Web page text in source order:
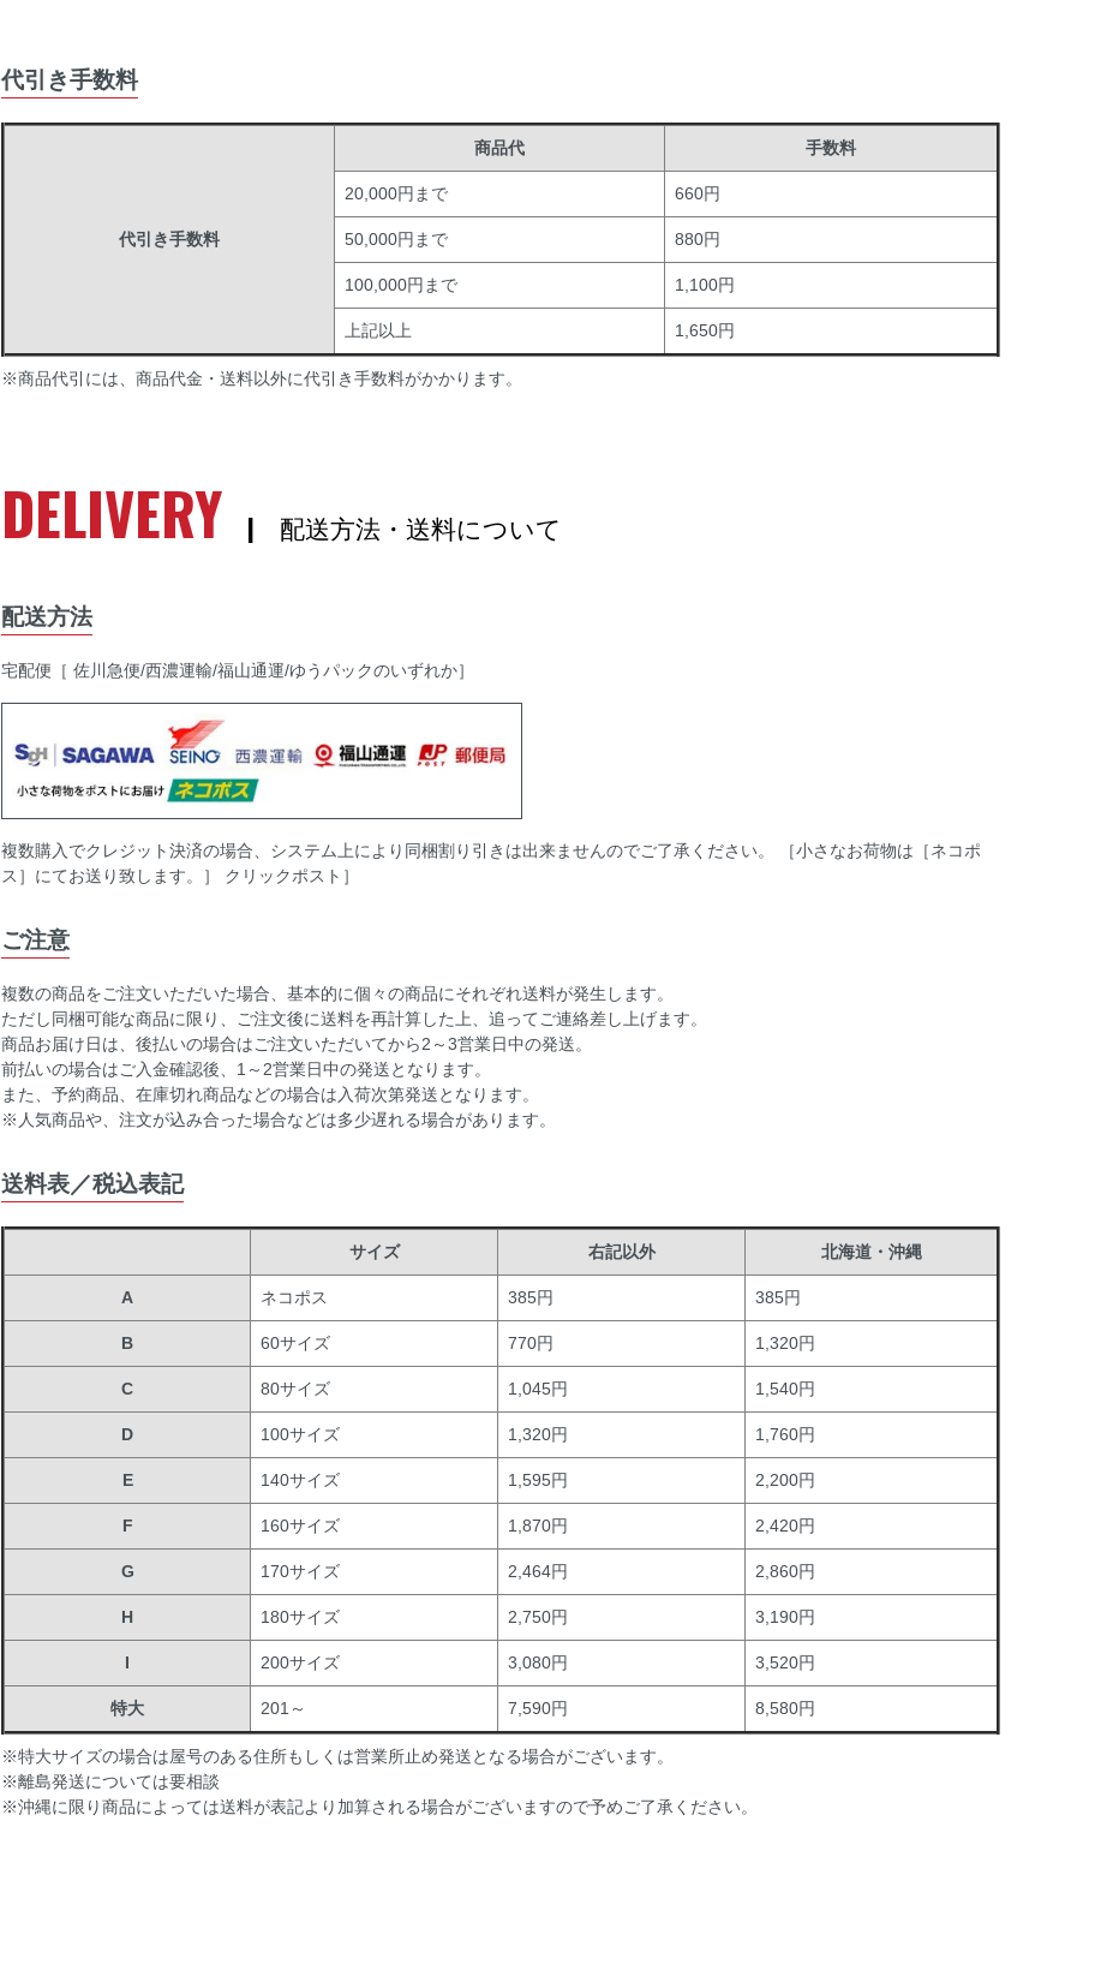
代引き手数料
代引き手数料
商品代 手数料
20,000円まで 660円
50,000円まで 880円
100,000円まで 1,100円
上記以上 1,650円
※商品代引には、商品代金・送料以外に代引き手数料がかかります。
DELIVERY | 配送方法・送料について
配送方法
宅配便［ 佐川急便/西濃運輸/福山通運/ゆうパックのいずれか］
複数購入でクレジット決済の場合、システム上により同梱割り引きは出来ませんのでご了承ください。 ［小さなお荷物は［ネコポ
ス］にてお送り致します。］ クリックポスト］
ご注意
複数の商品をご注文いただいた場合、基本的に個々の商品にそれぞれ送料が発生します。
ただし同梱可能な商品に限り、ご注文後に送料を再計算した上、追ってご連絡差し上げます。
商品お届け日は、後払いの場合はご注文いただいてから2～3営業日中の発送。
前払いの場合はご入金確認後、1～2営業日中の発送となります。
また、予約商品、在庫切れ商品などの場合は入荷次第発送となります。
※人気商品や、注文が込み合った場合などは多少遅れる場合があります。
送料表／税込表記
サイズ 右記以外 北海道・沖縄
A ネコポス 385円 385円
B 60サイズ 770円 1,320円
C 80サイズ 1,045円 1,540円
D 100サイズ 1,320円 1,760円
E 140サイズ 1,595円 2,200円
F 160サイズ 1,870円 2,420円
G 170サイズ 2,464円 2,860円
H 180サイズ 2,750円 3,190円
I 200サイズ 3,080円 3,520円
特大 201～ 7,590円 8,580円
※特大サイズの場合は屋号のある住所もしくは営業所止め発送となる場合がございます。
※離島発送については要相談
※沖縄に限り商品によっては送料が表記より加算される場合がございますので予めご了承ください。